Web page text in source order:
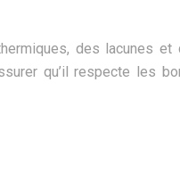
des lacunes
qu’il respecte les